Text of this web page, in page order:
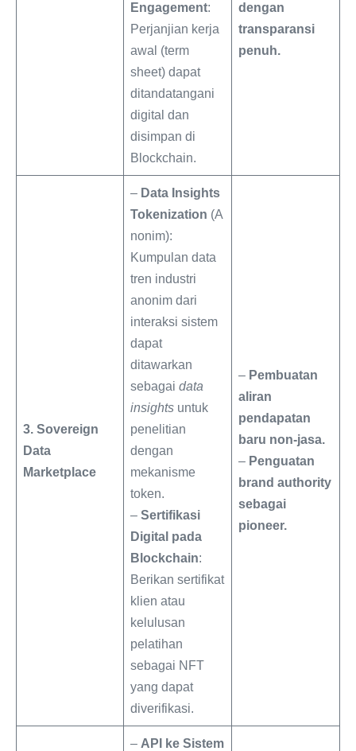
Engagement:
Perjanjian kerja
awal (term
sheet) dapat
ditandatangani
digital dan
disimpan di
Blockchain.
dengan
transparansi
penuh.
3. Sovereign
Data
Marketplace
– Data Insights
Tokenization (A
nonim):
Kumpulan data
tren industri
anonim dari
interaksi sistem
dapat
ditawarkan
sebagai data
insights untuk
penelitian
dengan
mekanisme
token.
– Sertifikasi
Digital pada
Blockchain:
Berikan sertifikat
klien atau
kelulusan
pelatihan
sebagai NFT
yang dapat
diverifikasi.
– Pembuatan
aliran
pendapatan
baru non-jasa.
– Penguatan
brand authority
sebagai
pioneer.
– API ke Sistem